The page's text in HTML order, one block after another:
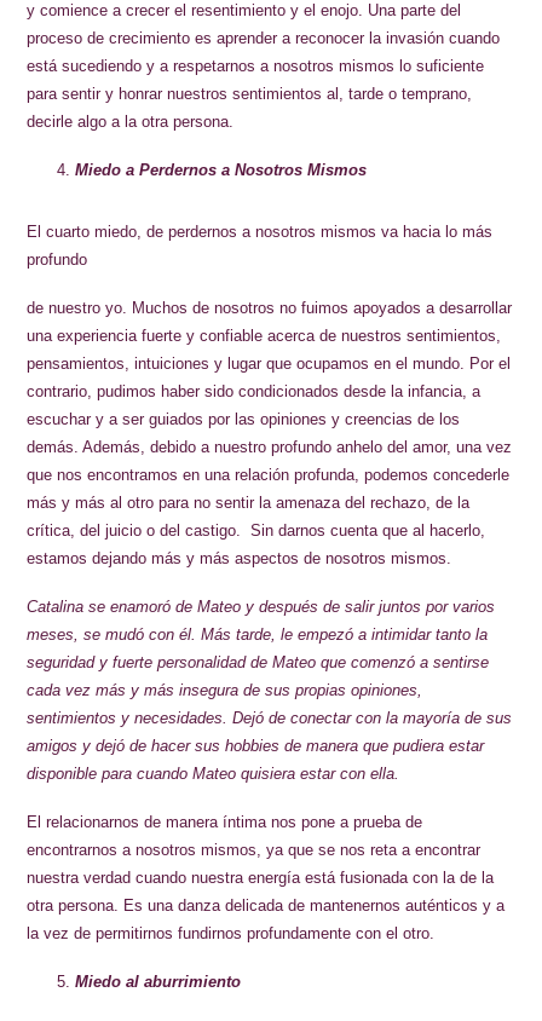
y comience a crecer el resentimiento y el enojo. Una parte del
proceso de crecimiento es aprender a reconocer la invasión cuando
está sucediendo y a respetarnos a nosotros mismos lo suficiente
para sentir y honrar nuestros sentimientos al, tarde o temprano,
decirle algo a la otra persona.
Miedo a Perdernos a Nosotros Mismos
El cuarto miedo, de perdernos a nosotros mismos va hacia lo más
profundo
de nuestro yo. Muchos de nosotros no fuimos apoyados a desarrollar
una experiencia fuerte y confiable acerca de nuestros sentimientos,
pensamientos, intuiciones y lugar que ocupamos en el mundo. Por el
contrario, pudimos haber sido condicionados desde la infancia, a
escuchar y a ser guiados por las opiniones y creencias de los
demás. Además, debido a nuestro profundo anhelo del amor, una vez
que nos encontramos en una relación profunda, podemos concederle
más y más al otro para no sentir la amenaza del rechazo, de la
crítica, del juicio o del castigo. Sin darnos cuenta que al hacerlo,
estamos dejando más y más aspectos de nosotros mismos.
Catalina se enamoró de Mateo y después de salir juntos por varios
meses, se mudó con él. Más tarde, le empezó a intimidar tanto la
seguridad y fuerte personalidad de Mateo que comenzó a sentirse
cada vez más y más insegura de sus propias opiniones,
sentimientos y necesidades. Dejó de conectar con la mayoría de sus
amigos y dejó de hacer sus hobbies de manera que pudiera estar
disponible para cuando Mateo quisiera estar con ella.
El relacionarnos de manera íntima nos pone a prueba de
encontrarnos a nosotros mismos, ya que se nos reta a encontrar
nuestra verdad cuando nuestra energía está fusionada con la de la
otra persona. Es una danza delicada de mantenernos auténticos y a
la vez de permitirnos fundirnos profundamente con el otro.
Miedo al aburrimiento